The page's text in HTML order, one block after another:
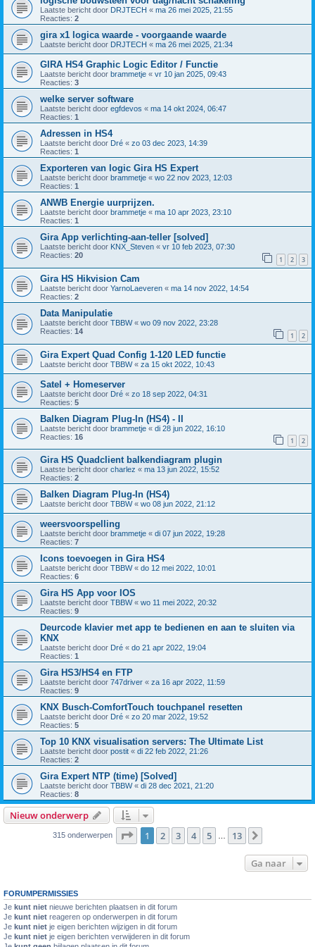
Laatste bericht door DRJTECH « ma 26 mei 2025, 21:55
Reacties: 2
gira x1 logica waarde - voorgaande waarde
Laatste bericht door DRJTECH « ma 26 mei 2025, 21:34
GIRA HS4 Graphic Logic Editor / Functie
Laatste bericht door brammetje « vr 10 jan 2025, 09:43
Reacties: 3
welke server software
Laatste bericht door egfdevos « ma 14 okt 2024, 06:47
Reacties: 1
Adressen in HS4
Laatste bericht door Dré « zo 03 dec 2023, 14:39
Reacties: 1
Exporteren van logic Gira HS Expert
Laatste bericht door brammetje « wo 22 nov 2023, 12:03
Reacties: 1
ANWB Energie uurprijzen.
Laatste bericht door brammetje « ma 10 apr 2023, 23:10
Reacties: 1
Gira App verlichting-aan-teller [solved]
Laatste bericht door KNX_Steven « vr 10 feb 2023, 07:30
Reacties: 20 1 2 3
Gira HS Hikvision Cam
Laatste bericht door YarnoLaeveren « ma 14 nov 2022, 14:54
Reacties: 2
Data Manipulatie
Laatste bericht door TBBW« wo 09 nov 2022, 23:28
Reacties: 14 1 2
Gira Expert Quad Config 1-120 LED functie
Laatste bericht door TBBW« za 15 okt 2022, 10:43
Satel + Homeserver
Laatste bericht door Dré « zo 18 sep 2022, 04:31
Reacties: 5
Balken Diagram Plug-In (HS4) - II
Laatste bericht door brammetje « di 28 jun 2022, 16:10
Reacties: 16 1 2
Gira HS Quadclient balkendiagram plugin
Laatste bericht door charlez « ma 13 jun 2022, 15:52
Reacties: 2
Balken Diagram Plug-In (HS4)
Laatste bericht door TBBW« wo 08 jun 2022, 21:12
weersvoorspelling
Laatste bericht door brammetje « di 07 jun 2022, 19:28
Reacties: 7
Icons toevoegen in Gira HS4
Laatste bericht door TBBW« do 12 mei 2022, 10:01
Reacties: 6
Gira HS App voor IOS
Laatste bericht door TBBW« wo 11 mei 2022, 20:32
Reacties: 9
Deurcode klavier met app te bedienen en aan te sluiten via
KNX
Laatste bericht door Dré « do 21 apr 2022, 19:04
Reacties: 1
Gira HS3/HS4 en FTP
Laatste bericht door 747driver « za 16 apr 2022, 11:59
Reacties: 9
KNX Busch-ComfortTouch touchpanel resetten
Laatste bericht door Dré « zo 20 mar 2022, 19:52
Reacties: 5
Top 10 KNX visualisation servers: The Ultimate List
Laatste bericht door postit « di 22 feb 2022, 21:26
Reacties: 2
Gira Expert NTP (time) [Solved]
Laatste bericht door TBBW« di 28 dec 2021, 21:20
Reacties: 8
Nieuw onderwerp
315 onderwerpen Pagina van 13
1 2 3 4 5 13
Ga naar
FORUMPERMISSIES
Je kunt niet nieuwe berichten plaatsen in dit forum
Je kunt niet reageren op onderwerpen in dit forum
Je kunt niet je eigen berichten wijzigen in dit forum
Je kunt niet je eigen berichten verwijderen in dit forum